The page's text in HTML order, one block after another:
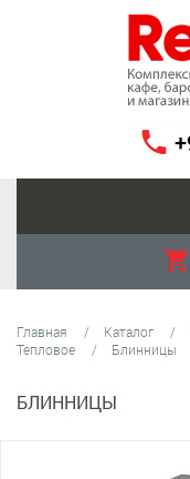
Главная Каталог
Тепловое
Блинницы
БЛИННИЦЫ